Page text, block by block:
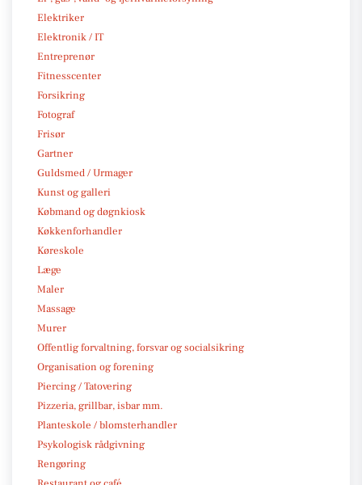
Elektriker
Elektronik / IT
Entreprenør
Fitnesscenter
Forsikring
Fotograf
Frisør
Gartner
Guldsmed / Urmager
Kunst og galleri
Købmand og døgnkiosk
Køkkenforhandler
Køreskole
Læge
Maler
Massage
Murer
Offentlig forvaltning, forsvar og socialsikring
Organisation og forening
Piercing / Tatovering
Pizzeria, grillbar, isbar mm.
Planteskole / blomsterhandler
Psykologisk rådgivning
Rengøring